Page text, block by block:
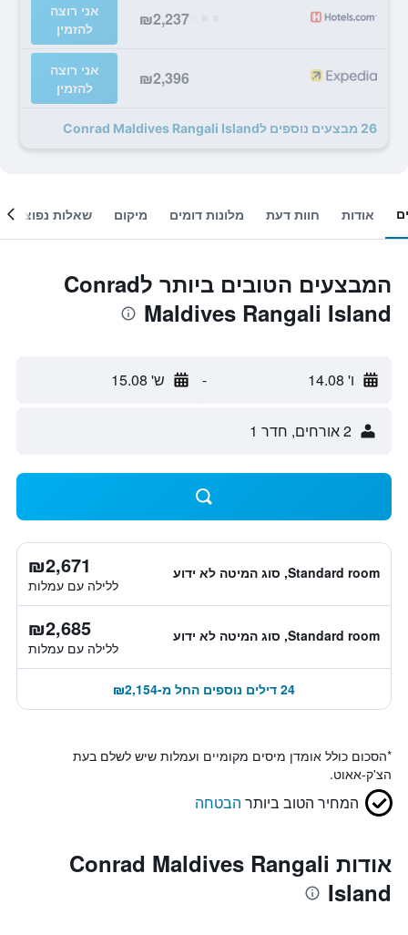
₪2,237
אני רוצה
להזמין
₪2,396
אני רוצה
להזמין
26 מבצעים נוספים לConrad Maldives Rangali Island
אודות חוות דעת מלונות דומים מיקום שאלות נפוצות
המבצעים הטובים ביותר לConrad
Maldives Rangali Island
ו' 14.08 - ש' 15.08
2 אורחים, חדר 1
Standard room, סוג המיטה לא ידוע ₪2,671
ללילה עם עמלות
Standard room, סוג המיטה לא ידוע ₪2,685
ללילה עם עמלות
24 דילים נוספים החל מ-₪2,154
*הסכום כולל אומדן מיסים מקומיים ועמלות שיש לשלם בעת
הצ'ק-אאוט.
המחיר הטוב ביותר הבטחה
אודות Conrad Maldives Rangali
Island